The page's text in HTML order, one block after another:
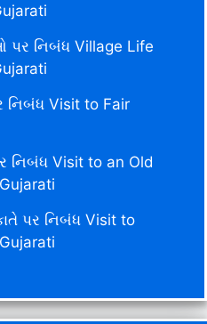
પર નિબંધ Village Life
નિબંધ Visit to Fair
નિબંધ Visit to an Old
પર નિબંધ Visit to